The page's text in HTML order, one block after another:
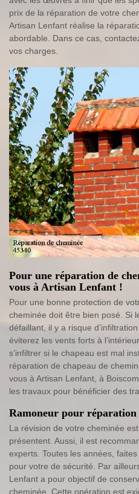
prix de la réparation de votre
Artisan Lenfant réalise la
abordable. Dans ce cas,
vos charges.
Pour une réparation de
vous à Artisan Lenfant !
Pour une bonne protection de
cheminée doit être bien posé. Si
défaillant, il y a risque
éviterez les vents forts à
s’infiltrer si le chapeau est mal
réparation de chapeau de
vous à Artisan Lenfant, à
les travaux pour bénéficier des
Ramoneur pour réparation
La révision de votre cheminée
présentent. Aussi, il est
experts. Toutes les années,
pour votre de sécurité. Par
Lenfant a pour objectif de
cheminée. Cette opération est